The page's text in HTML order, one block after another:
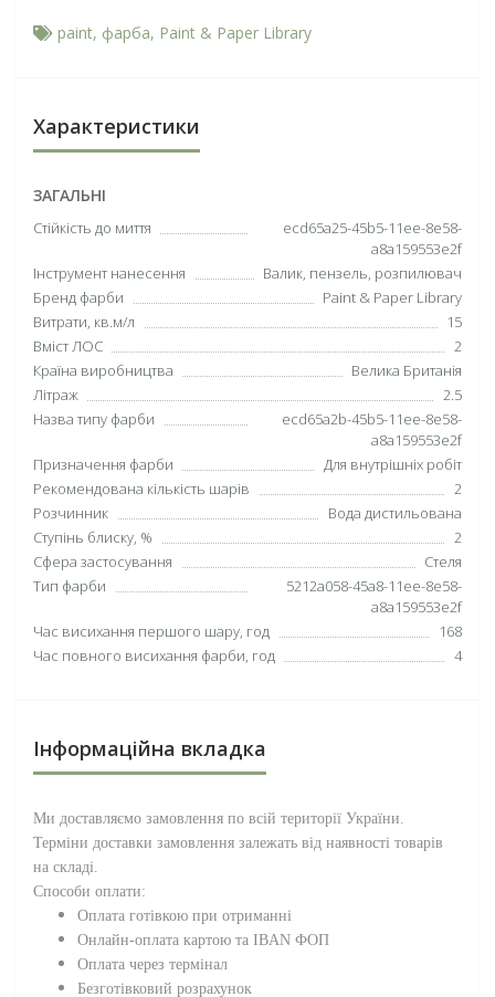
paint, фарба, Paint & Paper Library
Характеристики
ЗАГАЛЬНІ
Cтійкість до миття
ecd65a25-45b5-11ee-8e58-
a8a159553e2f
Інструмент нанесення
Валик, пензель, розпилювач
Бренд фарби
Paint & Paper Library
Витрати, кв.м/л
15
Вміст ЛОС
2
Країна виробництва
Велика Британія
Літраж
2.5
Назва типу фарби
ecd65a2b-45b5-11ee-8e58-
a8a159553e2f
Призначення фарби
Для внутрішніх робіт
Рекомендована кількість шарів
2
Розчинник
Вода дистильована
Ступінь блиcку, %
2
Сфера застосування
Стеля
Тип фарби
5212a058-45a8-11ee-8e58-
a8a159553e2f
Час висихання першого шару, год
168
Час повного висихання фарби, год
4
Інформаційна вкладка
Ми доставляємо замовлення по всій території України.
Терміни доставки замовлення залежать від наявності товарів
на складі.
Способи оплати:
Оплата готівкою при отриманні
Онлайн-оплата картою та IBAN ФОП
Оплата через термінал
Безготівковий розрахунок